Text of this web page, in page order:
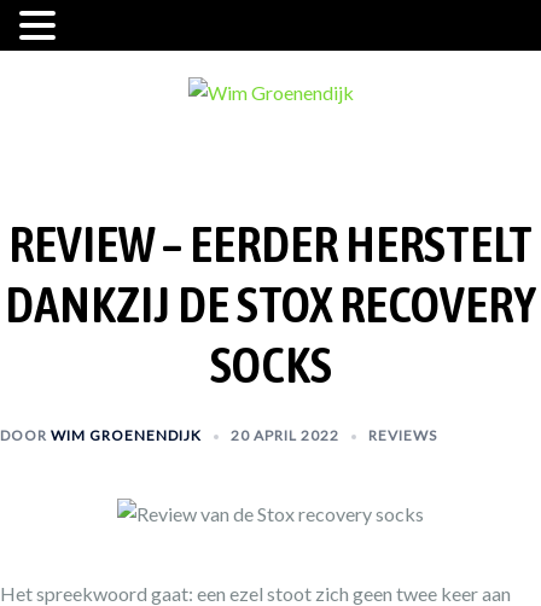
REVIEW – EERDER HERSTELT
DANKZIJ DE STOX RECOVERY
SOCKS
DOOR WIM GROENENDIJK 20 APRIL 2022 REVIEWS
Het spreekwoord gaat: een ezel stoot zich geen twee keer aan